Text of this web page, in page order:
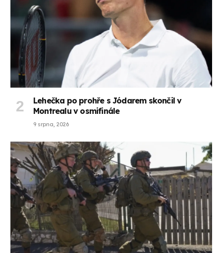
Lehečka po prohře s Jódarem skončil v
Montrealu v osmifinále
9 srpna, 2026